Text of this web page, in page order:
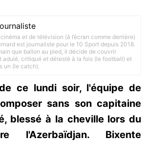
et de télévision (à l’écran comme derrière)
est journaliste pour le 10 Sport depuis 2018.
que ballon au pied, il décide de couvrir
adulé, critiqué et détesté à la fois (le football) et
un (le catch).
ce lundi soir, l'équipe de
sans son capitaine
blessé à la cheville lors du
l'Azerbaïdjan. Bixente